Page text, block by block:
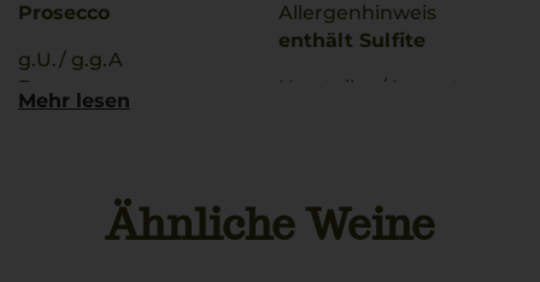
Prosecco
g.U./ g.g.A
Prosecco
Rebsorten
Allergenhinweis
enthält Sulfite
Hersteller / Importeur
Land
Mehr lesen
Ähnliche Weine